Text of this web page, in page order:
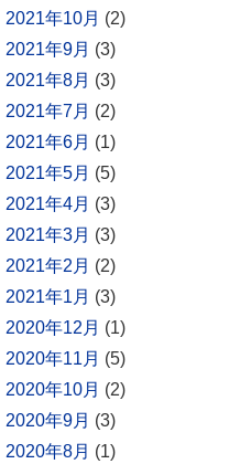
2021年10月 (2)
2021年9月 (3)
2021年8月 (3)
2021年7月 (2)
2021年6月 (1)
2021年5月 (5)
2021年4月 (3)
2021年3月 (3)
2021年2月 (2)
2021年1月 (3)
2020年12月 (1)
2020年11月 (5)
2020年10月 (2)
2020年9月 (3)
2020年8月 (1)